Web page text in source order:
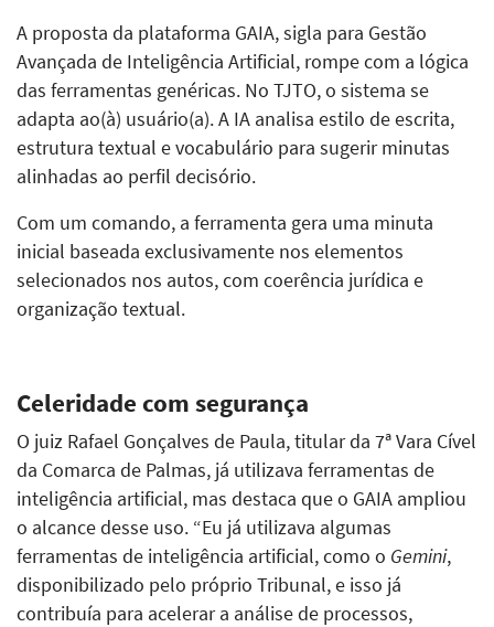
A proposta da plataforma GAIA, sigla para Gestão
Avançada de Inteligência Artificial, rompe com a lógica
das ferramentas genéricas. No TJTO, o sistema se
adapta ao(à) usuário(a). A IA analisa estilo de escrita,
estrutura textual e vocabulário para sugerir minutas
alinhadas ao perfil decisório.
Com um comando, a ferramenta gera uma minuta
inicial baseada exclusivamente nos elementos
selecionados nos autos, com coerência jurídica e
organização textual.
Celeridade com segurança
O juiz Rafael Gonçalves de Paula, titular da 7ª Vara Cível
da Comarca de Palmas, já utilizava ferramentas de
inteligência artificial, mas destaca que o GAIA ampliou
o alcance desse uso. “Eu já utilizava algumas
ferramentas de inteligência artificial, como o Gemini,
disponibilizado pelo próprio Tribunal, e isso já
contribuía para acelerar a análise de processos,